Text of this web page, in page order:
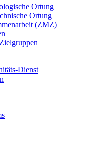
Ortung
Ortung
(ZMZ)
Dienst